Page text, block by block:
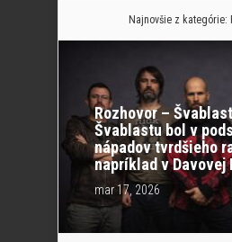
Najnovšie z kategórie:
Rozhovor –
Švablastu bol v
nápadov tvrdšieho
napríklad v Davovej
mar 17, 2026